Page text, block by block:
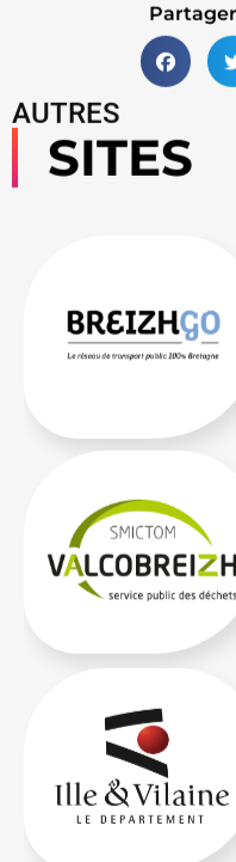
AUTRES
SITES